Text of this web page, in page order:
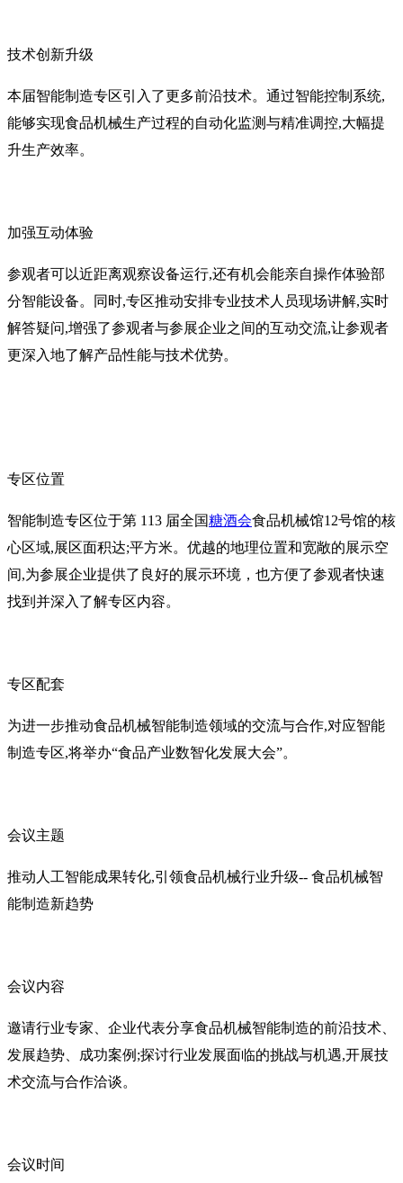
技术创新升级
本届智能制造专区引入了更多前沿技术。通过智能控制系统,
能够实现食品机械生产过程的自动化监测与精准调控,大幅提
升生产效率。
加强互动体验
参观者可以近距离观察设备运行,还有机会能亲自操作体验部
分智能设备。同时,专区推动安排专业技术人员现场讲解,实时
解答疑问,增强了参观者与参展企业之间的互动交流,让参观者
更深入地了解产品性能与技术优势。
专区位置
智能制造专区位于第 113 届全国糖酒会食品机械馆12号馆的核
心区域,展区面积达;平方米。优越的地理位置和宽敞的展示空
间,为参展企业提供了良好的展示环境，也方便了参观者快速
找到并深入了解专区内容。
专区配套
为进一步推动食品机械智能制造领域的交流与合作,对应智能
制造专区,将举办“食品产业数智化发展大会”。
会议主题
推动人工智能成果转化,引领食品机械行业升级-- 食品机械智
能制造新趋势
会议内容
邀请行业专家、企业代表分享食品机械智能制造的前沿技术、
发展趋势、成功案例;探讨行业发展面临的挑战与机遇,开展技
术交流与合作洽谈。
会议时间